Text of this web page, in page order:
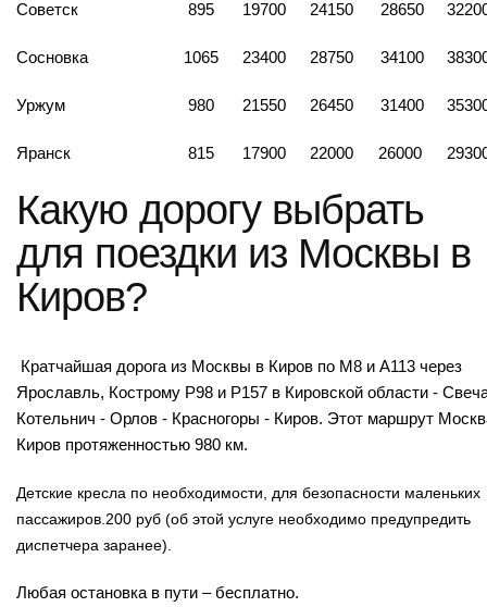
Советск 895 19700 24150 28650
Сосновка 1065 23400 28750 34100
Уржум 980 21550 26450 31400
Яранск 815 17900 22000 26000
Какую дорогу выбрать
для поездки из Москвы в
Киров?
Кратчайшая дорога из Москвы в Киров по М8 и А113 через
Ярославль, Кострому Р98 и Р157 в Кировской области -
Котельнич - Орлов - Красногоры - Киров. Этот маршрут
Киров протяженностью 980 км.
Детские кресла по необходимости, для безопасности маленьких
пассажиров.200 руб (об этой услуге необходимо предупредить
диспетчера заранее).
Любая остановка в пути – бесплатно.